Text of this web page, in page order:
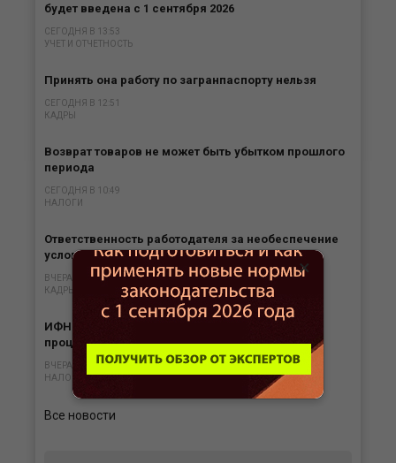
будет введена с 1 сентября 2026
СЕГОДНЯ В 13:53
УЧЕТ И ОТЧЕТНОСТЬ
Принять она работу по загранпаспорту нельзя
СЕГОДНЯ В 12:51
КАДРЫ
Возврат товаров не может быть убытком прошлого
периода
СЕГОДНЯ В 10:49
НАЛОГИ
Ответственность работодателя за необеспечение
условий труда в жару
ВЧЕРА В 14:48
КАДРЫ
ИФНС обязана вернуть переплату налога с
процентами в любом случае
ВЧЕРА В 13:47
НАЛОГИ
Все новости
×